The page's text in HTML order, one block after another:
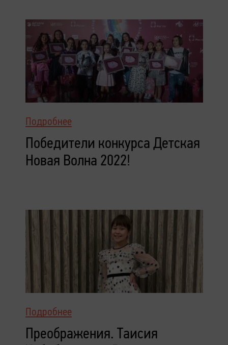
Подробнее
Победители конкурса Детская
Новая Волна 2022!
Подробнее
Преображения. Таисия